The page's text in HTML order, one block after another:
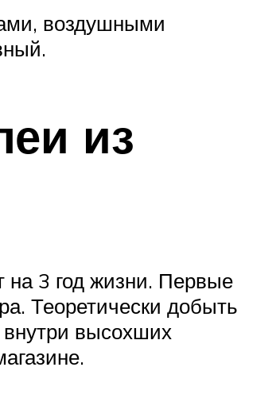
воздушными
из
на 3 год жизни. Первые
Теоретически добыть
внутри высохших